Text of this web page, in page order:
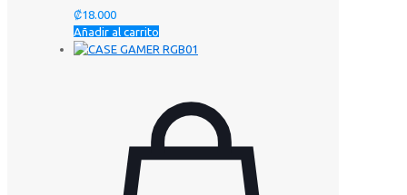
₡18.000
Añadir al carrito